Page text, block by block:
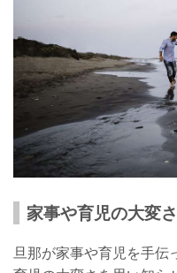
家事や育児の大変
旦那が家事や育児を手伝